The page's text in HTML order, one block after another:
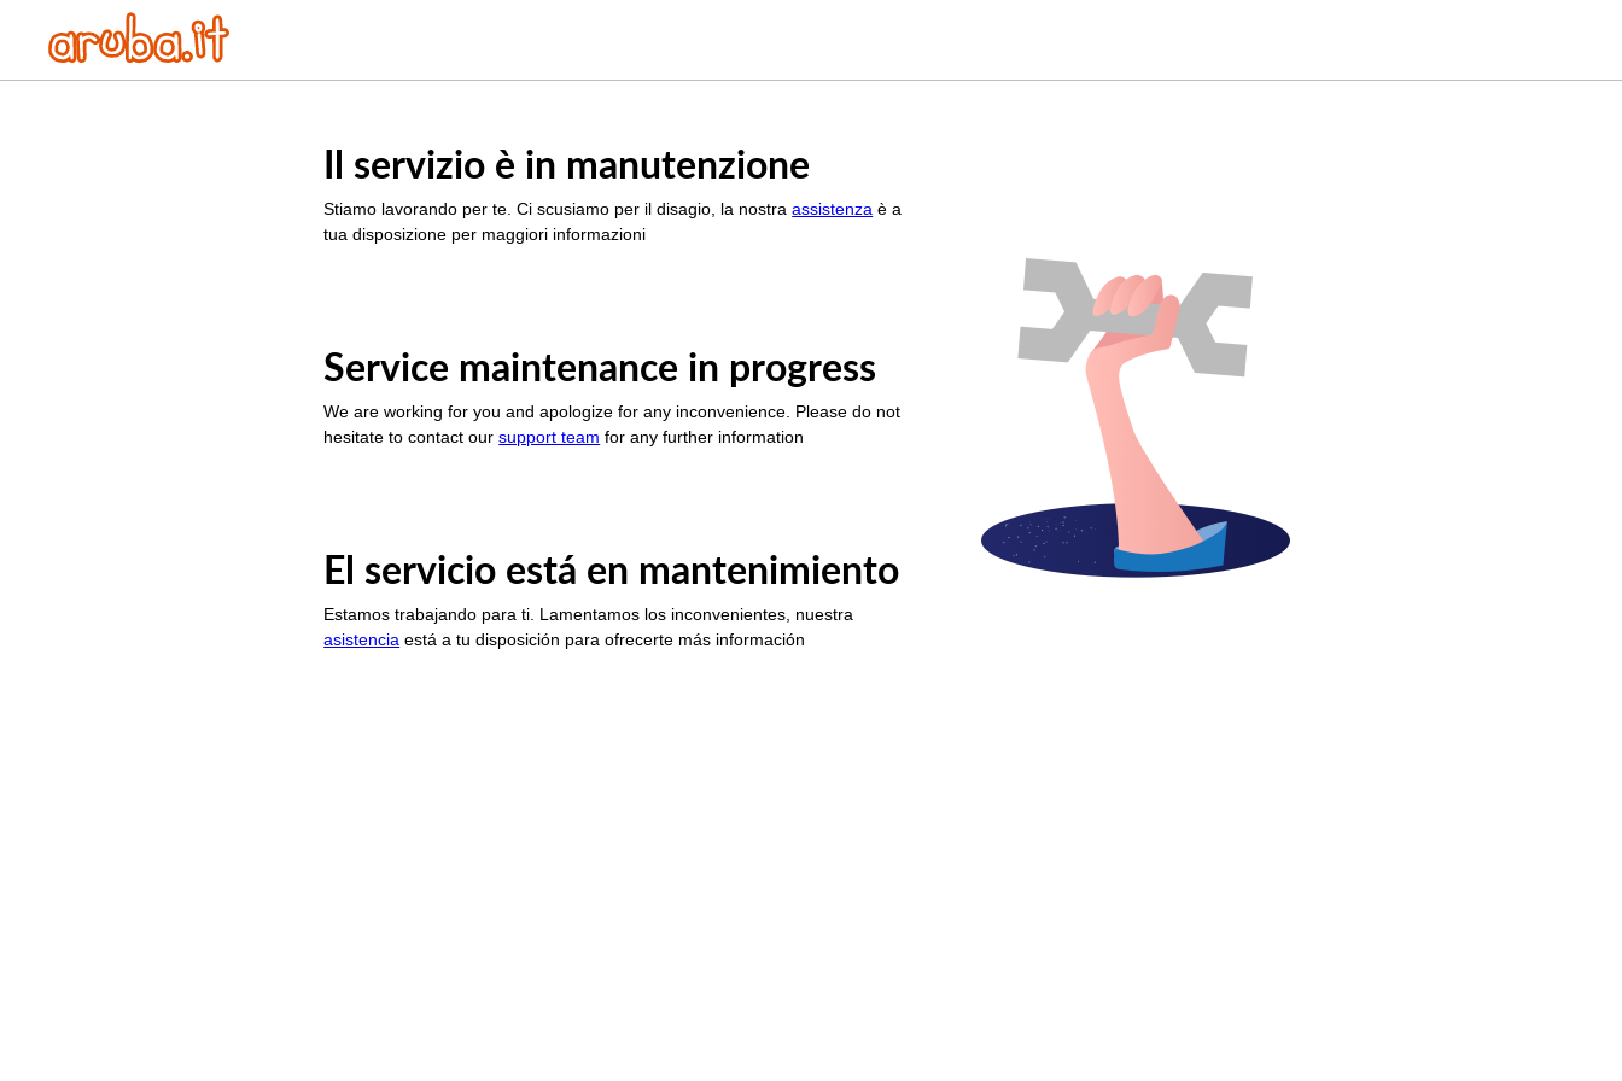
Il servizio è in manutenzione
Stiamo lavorando per te. Ci scusiamo per il disagio, la nostraassistenza è a
tua disposizione per maggiori informazioni
Service maintenance in progress
We are working for you and apologize for any inconvenience. Please do not
hesitate to contact oursupport team for any further information
El servicio está en mantenimiento
Estamos trabajando para ti. Lamentamos los inconvenientes, nuestra
asistencia está a tu disposición para ofrecerte más información